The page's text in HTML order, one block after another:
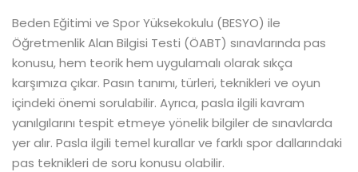
Beden Eğitimi ve Spor Yüksekokulu (BESYO) ile
Öğretmenlik Alan Bilgisi Testi (ÖABT) sınavlarında pas
konusu, hem teorik hem uygulamalı olarak sıkça
karşımıza çıkar. Pasın tanımı, türleri, teknikleri ve oyun
içindeki önemi sorulabilir. Ayrıca, pasla ilgili kavram
yanılgılarını tespit etmeye yönelik bilgiler de sınavlarda
yer alır. Pasla ilgili temel kurallar ve farklı spor dallarındaki
pas teknikleri de soru konusu olabilir.